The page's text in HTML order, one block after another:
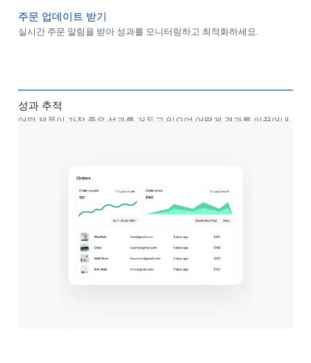
주문 업데이트 받기
실시간 주문 알림을 받아 성과를 모니터링하고 최적화하세요.
성과 추적
어떤 제품이 가장 좋은 성과를 거두고 있으며 어떻게 결과를 이끌어내